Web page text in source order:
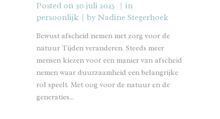
Posted on 30 juli 2025
in
persoonlijk
byNadine Stegerhoek
Bewust afscheid nemen met zorg voor de
natuur Tijden veranderen. Steeds meer
mensen kiezen voor een manier van afscheid
nemen waar duurzaamheid een belangrijke
rol speelt. Met oog voor de natuur en de
generaties...